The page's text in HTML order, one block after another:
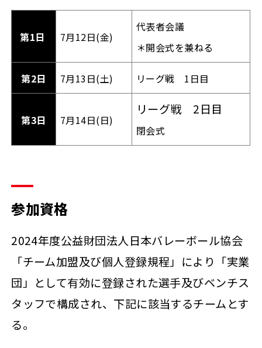
第1日 7月12日(金)
代表者会議
＊開会式を兼ねる
第2日 7月13日(土) リーグ戦 1日目
第3日 7月14日(日)
リーグ戦 2日目
閉会式
参加資格
2024年度公益財団法人日本バレーボール協会
「チーム加盟及び個人登録規程」により「実業
団」として有効に登録された選手及びベンチス
タッフで構成され、下記に該当するチームとす
る。